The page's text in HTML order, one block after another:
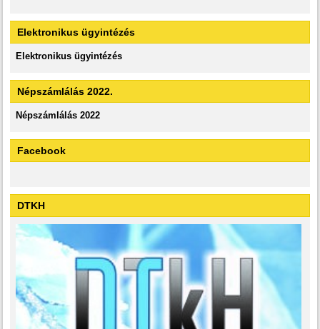
Elektronikus ügyintézés
Elektronikus ügyintézés
Népszámlálás 2022.
Népszámlálás 2022
Facebook
DTKH